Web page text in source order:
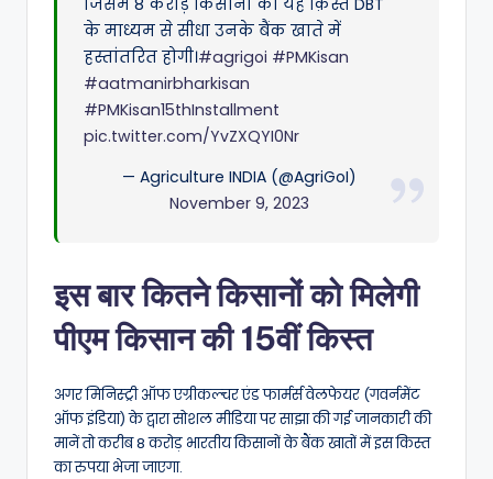
जिसमें 8 करोड़ किसानों को यह क़िस्त DBT
के माध्यम से सीधा उनके बैंक खाते में
हस्तांतरित होगी।#agrigoi #PMKisan
#aatmanirbharkisan
#PMKisan15thInstallment
pic.twitter.com/YvZXQYI0Nr
— Agriculture INDIA (@AgriGoI)
November 9, 2023
इस बार कितने किसानों को मिलेगी
पीएम किसान की 15वीं किस्त
अगर मिनिस्ट्री ऑफ एग्रीकल्चर एंड फार्मर्स वेलफेयर (गवर्नमेंट
ऑफ इंडिया) के द्वारा सोशल मीडिया पर साझा की गई जानकारी की
मानें तो करीब 8 करोड़ भारतीय किसानों के बैंक खातों में इस किस्त
का रुपया भेजा जाएगा.